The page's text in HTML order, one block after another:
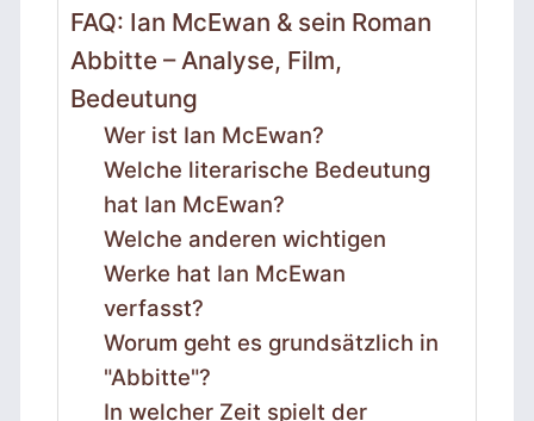
FAQ: Ian McEwan & sein Roman
Abbitte – Analyse, Film,
Bedeutung
Wer ist Ian McEwan?
Welche literarische Bedeutung
hat Ian McEwan?
Welche anderen wichtigen
Werke hat Ian McEwan
verfasst?
Worum geht es grundsätzlich in
"Abbitte"?
In welcher Zeit spielt der